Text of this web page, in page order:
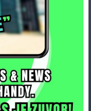
6.0
M